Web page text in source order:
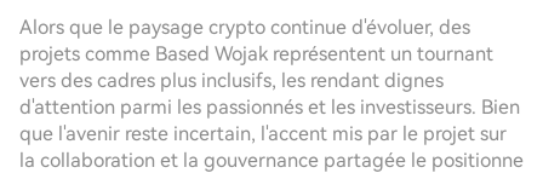
Alors que le paysage crypto continue d'évoluer, des
projets comme Based Wojak représentent un tournant
vers des cadres plus inclusifs, les rendant dignes
d'attention parmi les passionnés et les investisseurs. Bien
que l'avenir reste incertain, l'accent mis par le projet sur
la collaboration et la gouvernance partagée le positionne